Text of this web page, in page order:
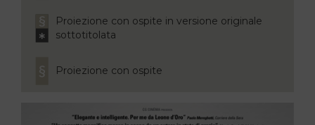
Proiezione con ospite in versione originale
sottotitolata
Proiezione con ospite